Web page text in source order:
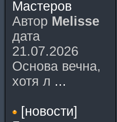
Мастеров
Автор Melisse
дата
21.07.2026
Основа вечна,
хотя л ...
[новости]